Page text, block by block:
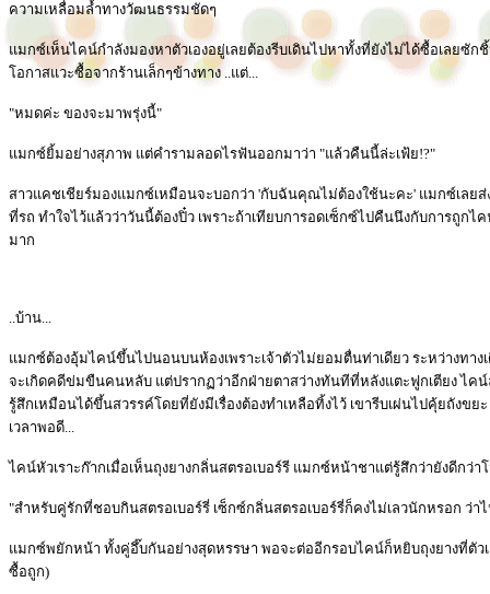
ความเหลื่อมล้ำทางวัฒนธรรมชัดๆ
แมกซ์เห็นไคน์กำลังมองหาตัวเองอยู่เลยต้องรีบเดินไปหาทั้งที่ยังไม่ได้ซื้อเลยซั
โอกาสแวะซื้อจากร้านเล็กๆข้างทาง ..แต่...
"หมดค่ะ ของจะมาพรุ่งนี้"
แมกซ์ยิ้มอย่างสุภาพ แต่คำรามลอดไรฟันออกมาว่า "แล้วคืนนี้ล่ะเฟ้ย!?"
สาวแคชเชียร์มองแมกซ์เหมือนจะบอกว่า 'กับฉันคุณไม่ต้องใช้นะคะ' แมกซ์เลย
ที่รถ ทำใจไว้แล้วว่าวันนี้ต้องปิ๋ว เพราะถ้าเทียบการอดเซ็กซ์ไปคืนนึงกับการถูกไ
มาก
..บ้าน...
แมกซ์ต้องอุ้มไคน์ขึ้นไปนอนบนห้องเพราะเจ้าตัวไม่ยอมตื่นท่าเดียว ระหว่างทาง
จะเกิดคดีข่มขืนคนหลับ แต่ปรากฏว่าอีกฝ่ายตาสว่างทันทีที่หลังแตะฟูกเตียง ไ
รู้สึกเหมือนได้ขึ้นสวรรค์โดยที่ยังมีเรื่องต้องทำเหลือทิ้งไว้ เขารีบเผ่นไปคุ้ยถังข
เวลาพอดี...
ไคน์หัวเราะก๊ากเมื่อเห็นถุงยางกลิ่นสตรอเบอร์รี แมกซ์หน้าชาแต่รู้สึกว่ายังดีกว่
"สำหรับคู่รักที่ชอบกินสตรอเบอร์รี่ เซ็กซ์กลิ่นสตรอเบอร์รี่ก็คงไม่เลวนักหรอก ว่า
แมกซ์พยักหน้า ทั้งคู่อึ๊บกันอย่างสุดหรรษา พอจะต่ออีกรอบไคน์ก็หยิบถุงยางที่ตัว
ซื้อถูก)